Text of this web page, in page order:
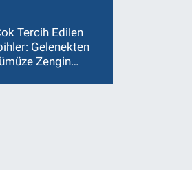
Tercih Edilen
Gelenekten
Zengin